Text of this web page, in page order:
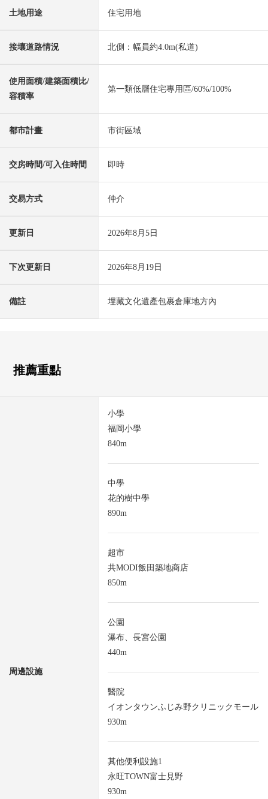
土地用途 住宅用地
接壤道路情況 北側：幅員約4.0m(私道)
使用面積/建築面積比/
容積率
第一類低層住宅專用區/60%/100%
都市計畫 市街區域
交房時間/可入住時間 即時
交易方式 仲介
更新日 2026年8月5日
下次更新日 2026年8月19日
備註 埋藏文化遺產包裹倉庫地方內
推薦重點
周邊設施
小學
福岡小學
840m
中學
花的樹中學
890m
超市
共MODI飯田築地商店
850m
公園
瀑布、長宮公園
440m
醫院
イオンタウンふじみ野クリニックモール
930m
其他便利設施1
永旺TOWN富士見野
930m